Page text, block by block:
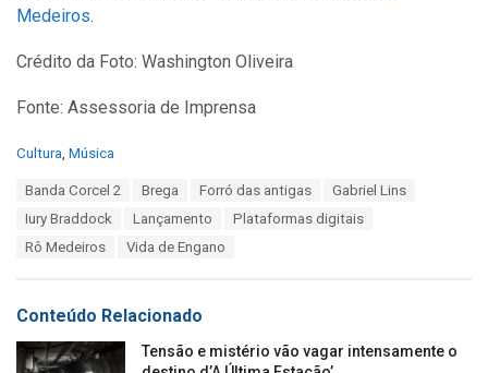
Medeiros.
Crédito da Foto: Washington Oliveira
Fonte: Assessoria de Imprensa
C
e
Cultura, Música
Banda Corcel 2 Brega Forró das antigas
Gabriel Lins
Iury Braddock
Lançamento
Plataformas digitais
Rô Medeiros
Vida de Engano
Conteúdo Relacionado
Tensão e mistério vão vagar intensamente o